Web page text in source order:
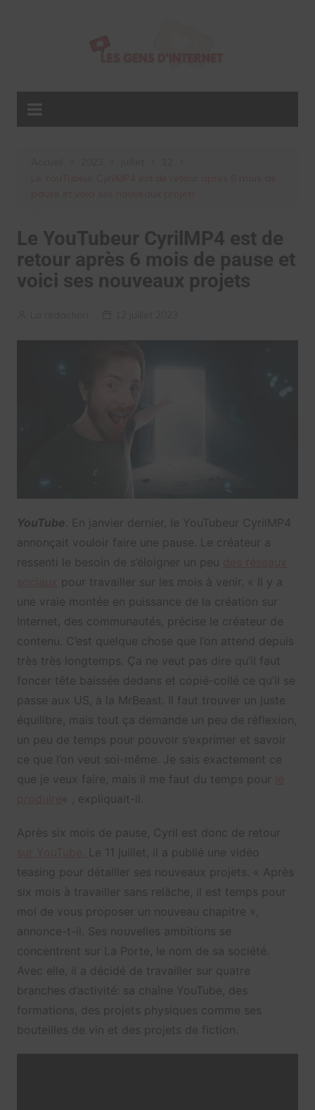
Le YouTubeur CyrilMP4 est de
retour après 6 mois de pause et
voici ses nouveaux projets
YouTube . En janvier dernier, le YouTubeur CyrilMP4
annonçait vouloir faire une pause. Le créateur a
ressenti le besoin de s’éloigner un peu
pour travailler sur les mois à venir. « Il y a
une vraie montée en puissance de la création sur
Internet, des communautés, précise le créateur de
contenu. C’est quelque chose que l’on attend depuis
très très longtemps. Ça ne veut pas dire qu’il faut
foncer tête baissée dedans et copié-collé ce qu’il se
passe aux US, à la MrBeast. Il faut trouver un juste
équilibre, mais tout ça demande un peu de réflexion,
un peu de temps pour pouvoir s’exprimer et savoir
ce que l’on veut soi-même. Je sais exactement ce
que je veux faire, mais il me faut du temps pour
« , expliquait-il.
Après six mois de pause, Cyril est donc de retour
Le 11 juillet, il a publié une vidéo
teasing pour détailler ses nouveaux projets. « Après
six mois à travailler sans relâche, il est temps pour
moi de vous proposer un nouveau chapitre »,
annonce-t-il. Ses nouvelles ambitions se
concentrent sur La Porte, le nom de sa société.
Avec elle, il a décidé de travailler sur quatre
branches d’activité: sa chaîne YouTube, des
formations, des projets physiques comme ses
bouteilles de vin et des projets de fiction.